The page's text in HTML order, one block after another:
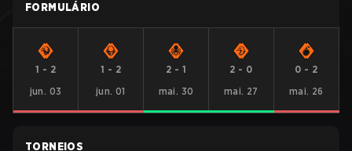
FORMULÁRIO
1 - 2
jun. 03
1 - 2
jun. 01
2 - 1
mai. 30
2 - 0
mai. 27
0 - 2
mai. 26
TORNEIOS